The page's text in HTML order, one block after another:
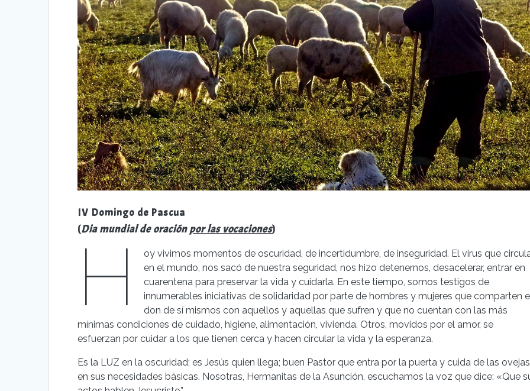
IV Domingo de Pascua
(Dia mundial de oraciónpor las vocaciones)
H
oy vivimos momentos de oscuridad, de incertidumbre, de inseguridad. El virus que
en el mundo, nos sacó de nuestra seguridad, nos hizo detenernos, desacelerar, entrar en
cuarentena para preservar la vida y cuidarla. En este tiempo, somos testigos de
innumerables iniciativas de solidaridad por parte de hombres y mujeres que comparten
don de sí mismos con aquellos y aquellas que sufren y que no cuentan con las más
mínimas condiciones de cuidado, higiene, alimentación, vivienda. Otros, movidos por el amor, se
esfuerzan por cuidar a los que tienen cerca y hacen circular la vida y la esperanza.
Es la LUZ en la oscuridad; es Jesús quien llega; buen Pastor que entra por la puerta y cuida de las ovejas
en sus necesidades básicas. Nosotras, Hermanitas de la Asunción, escuchamos la voz que dice: «Que